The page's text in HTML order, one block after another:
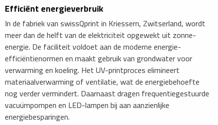
Efficiënt energieverbruik
In de fabriek van swissQprint in Kriessern, Zwitserland, wordt
meer dan de helft van de elektriciteit opgewekt uit zonne-
energie. De faciliteit voldoet aan de moderne energie-
efficiëntienormen en maakt gebruik van grondwater voor
verwarming en koeling. Het UV-printproces elimineert
materiaalverwarming of ventilatie, wat de energiebehoefte
nog verder vermindert. Daarnaast dragen frequentiegestuurde
vacuümpompen en LED-lampen bij aan aanzienlijke
energiebesparingen.